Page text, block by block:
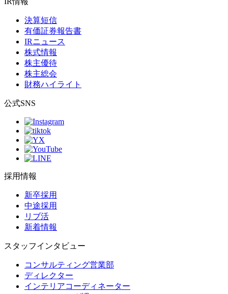
決算短信
有価証券報告書
IRニュース
株式情報
株主優待
株主総会
財務ハイライト
公式SNS
採用情報
新卒採用
中途採用
リブ活
新着情報
スタッフインタビュー
コンサルティング営業部
ディレクター
インテリアコーディネーター